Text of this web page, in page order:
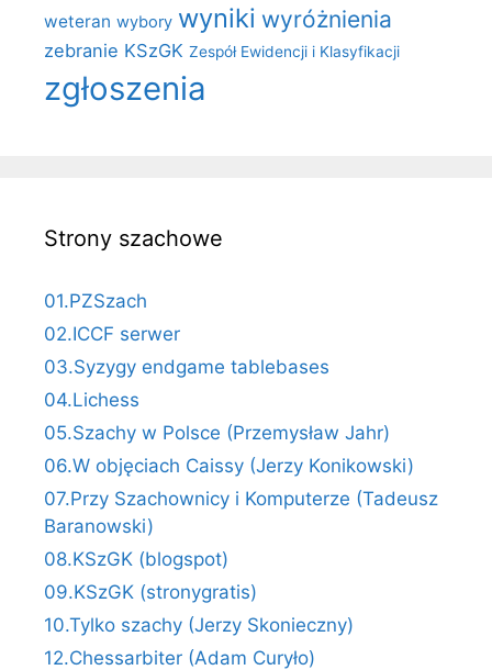
weteran wybory wyniki wyróżnienia
zebranie KSzGK Zespół Ewidencji i Klasyfikacji
zgłoszenia
Strony szachowe
01.PZSzach
02.ICCF serwer
03.Syzygy endgame tablebases
04.Lichess
05.Szachy w Polsce (Przemysław Jahr)
06.W objęciach Caissy (Jerzy Konikowski)
07.Przy Szachownicy i Komputerze (Tadeusz
Baranowski)
08.KSzGK (blogspot)
09.KSzGK (stronygratis)
10.Tylko szachy (Jerzy Skonieczny)
12.Chessarbiter (Adam Curyło)